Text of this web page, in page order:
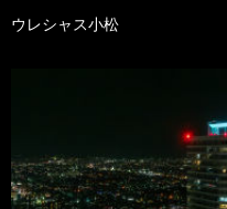
ウレシャス小松